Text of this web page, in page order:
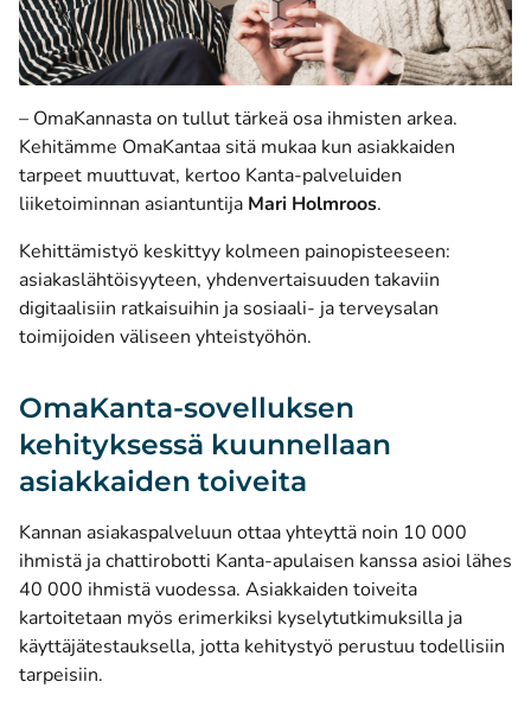
– OmaKannasta on tullut tärkeä osa ihmisten arkea.
Kehitämme OmaKantaa sitä mukaa kun asiakkaiden
tarpeet muuttuvat, kertoo Kanta-palveluiden
liiketoiminnan asiantuntija Mari Holmroos.
Kehittämistyö keskittyy kolmeen painopisteeseen:
asiakaslähtöisyyteen, yhdenvertaisuuden takaviin
digitaalisiin ratkaisuihin ja sosiaali- ja terveysalan
toimijoiden väliseen yhteistyöhön.
OmaKanta-sovelluksen
kehityksessä kuunnellaan
asiakkaiden toiveita
Kannan asiakaspalveluun ottaa yhteyttä noin 10 000
ihmistä ja chattirobotti Kanta-apulaisen kanssa asioi lähes
40 000 ihmistä vuodessa. Asiakkaiden toiveita
kartoitetaan myös erimerkiksi kyselytutkimuksilla ja
käyttäjätestauksella, jotta kehitystyö perustuu todellisiin
tarpeisiin.